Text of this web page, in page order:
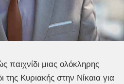
παιχνίδι μιας ολόκληρης
της Κυριακής στην Νίκαια για